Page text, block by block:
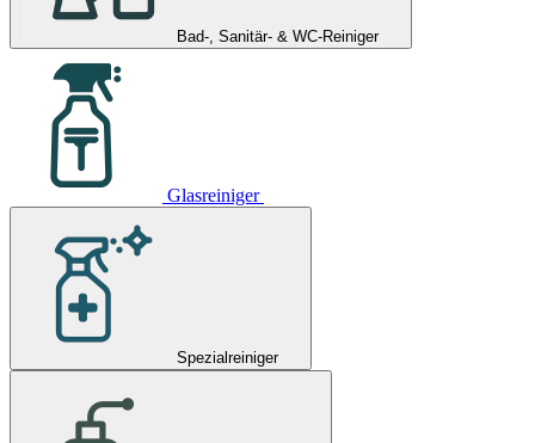
Bad-, Sanitär- & WC-Reiniger
Glasreiniger
Spezialreiniger